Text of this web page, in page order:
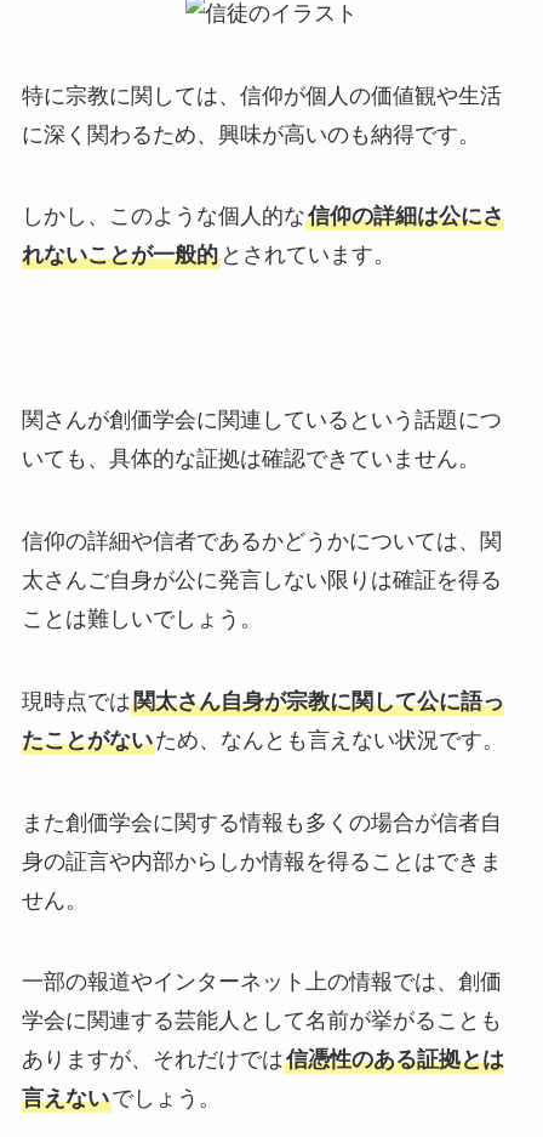
特に宗教に関しては、信仰が個人の価値観や生活
に深く関わるため、興味が高いのも納得です。
しかし、このような個人的な信仰の詳細は公にさ
れないことが一般的とされています。
関さんが創価学会に関連しているという話題につ
いても、具体的な証拠は確認できていません。
信仰の詳細や信者であるかどうかについては、関
太さんご自身が公に発言しない限りは確証を得る
ことは難しいでしょう。
現時点では関太さん自身が宗教に関して公に語っ
たことがないため、なんとも言えない状況です。
また創価学会に関する情報も多くの場合が信者自
身の証言や内部からしか情報を得ることはできま
せん。
一部の報道やインターネット上の情報では、創価
学会に関連する芸能人として名前が挙がることも
ありますが、それだけでは信憑性のある証拠とは
言えないでしょう。